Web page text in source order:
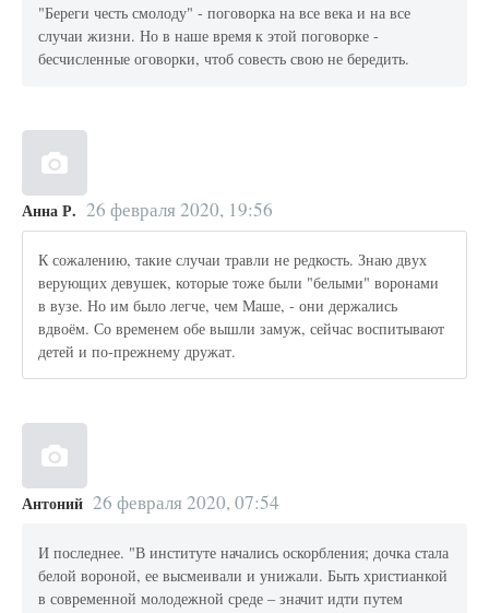
"Береги честь смолоду" - поговорка на все века и на все
случаи жизни. Но в наше время к этой поговорке -
бесчисленные оговорки, чтоб совесть свою не бередить.
Анна Р. 26 февраля 2020, 19:56
К сожалению, такие случаи травли не редкость. Знаю двух
верующих девушек, которые тоже были "белыми" воронами
в вузе. Но им было легче, чем Маше, - они держались
вдвоём. Со временем обе вышли замуж, сейчас воспитывают
детей и по-прежнему дружат.
Антоний 26 февраля 2020, 07:54
И последнее. "В институте начались оскорбления; дочка стала
белой вороной, ее высмеивали и унижали. Быть христианкой
в современной молодежной среде – значит идти путем